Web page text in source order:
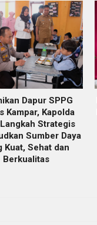
Dapur SPPG
Kampar, Kapolda
Strategis
Sumber Daya
Kuat, Sehat dan
Berkualitas